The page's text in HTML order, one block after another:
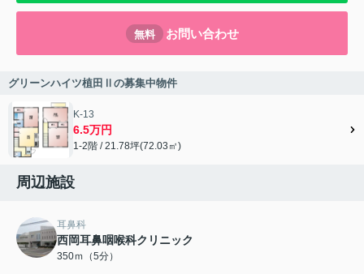
無料 お問い合わせ
グリーンハイツ植田Ⅱの募集中物件
K-13
6.5万円
1-2階 / 21.78坪(72.03㎡)
周辺施設
耳鼻科
西岡耳鼻咽喉科クリニック
350ｍ（5分）